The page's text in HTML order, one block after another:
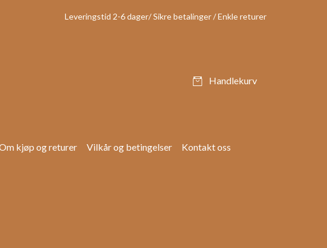
Leveringstid 2-6 dager/ Sikre betalinger / Enkle returer
Handlekurv
kjøp og returer Vilkår og betingelser Kontakt oss